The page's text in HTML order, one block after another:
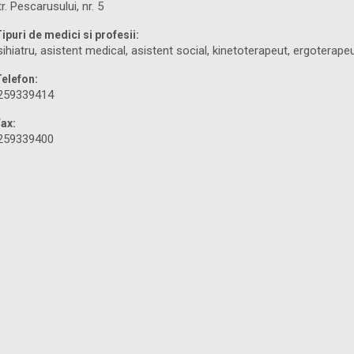
Pescarusului, nr. 5
de medici si profesii:
asistent medical, asistent social, kinetoterapeut,